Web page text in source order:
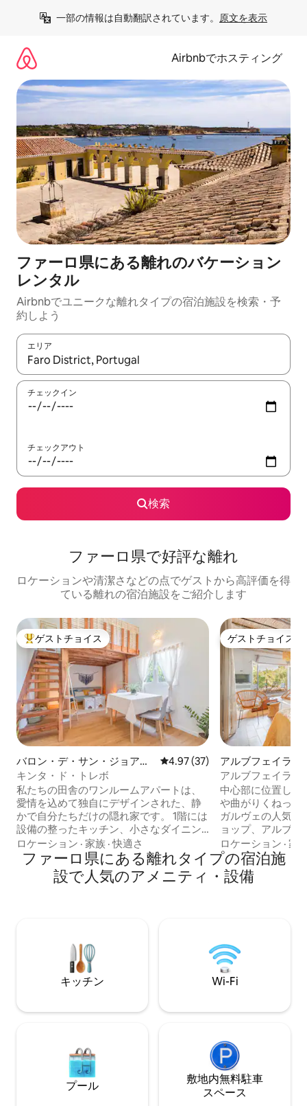
一部の情報は自動翻訳されています。 原文を表示
Airbnbでホスティング
ファーロ県にある離れのバケーション
レンタル
Airbnbでユニークな離れタイプの宿泊施設を検索・予
約しよう
エリア
検索結果が表示されたら、上下の矢印キーを使って移動するか
チェックイン
チェックアウト
検索
ファーロ県で好評な離れ
ロケーションや清潔さなどの点でゲストから高評価を得
ている離れの宿泊施設をご紹介します
大好評のゲストチョイスです。
ゲストチョイス
バロン・デ・サン・ジョアン
の離れ
レビュー37件、5つ星中4.97つ
4.97 (37)
キンタ・ド・トレボ
私たちの田舎のワンルームアパートは、
愛情を込めて独自にデザインされた、静
かで自分たちだけの隠れ家です。 1階には
設備の整ったキッチン、小さなダイニン
グエリア、バスルーム、快適なソファが
備わっています。 ここから階段を上る
と、居心地の良いガレリーベッドルーム
につながります。 窓からは平野や丘陵地
ズ、美しいビーチまでわずか15分です。
（レンタカーを借りることをおすすめし
ロケーション · 家族 ·快適さ
ゲストチョイス
ゲストチョイス
アルブフェイラの
アルブフェイラで
ート体験
中心部に位置し、
や曲がりくねった
ガルヴェの人気ビ
ョップ、アルブ
デ・アグア、ヴ
ずか数分。静かな
Fi、爽やかなプー
良い場所があり
かみとアクティビ
ロケーション ·家
ファーロ県にある離れタイプの宿泊施
設で人気のアメニティ・設備
キッチン Wi-Fi
プール
敷地内無料駐⁠車
ス⁠ペ⁠ー⁠ス